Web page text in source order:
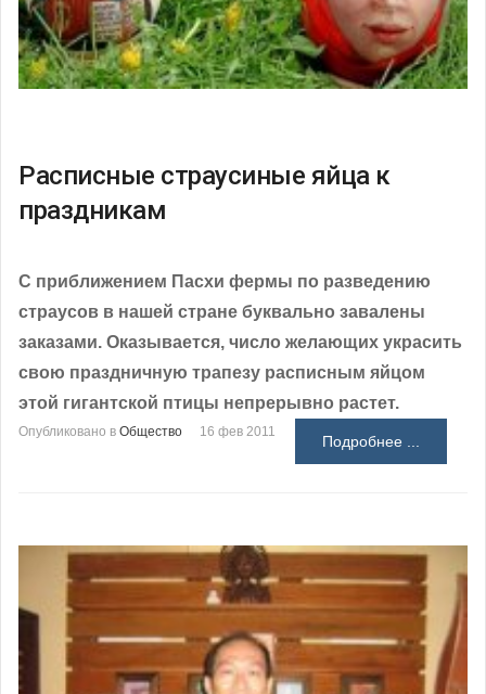
Расписные страусиные яйца к
праздникам
С приближением Пасхи фермы по разведению
страусов в нашей стране буквально завалены
заказами. Оказывается, число желающих украсить
свою праздничную трапезу расписным яйцом
этой гигантской птицы непрерывно растет.
Опубликовано в Общество 16 фев 2011
Подробнее ...